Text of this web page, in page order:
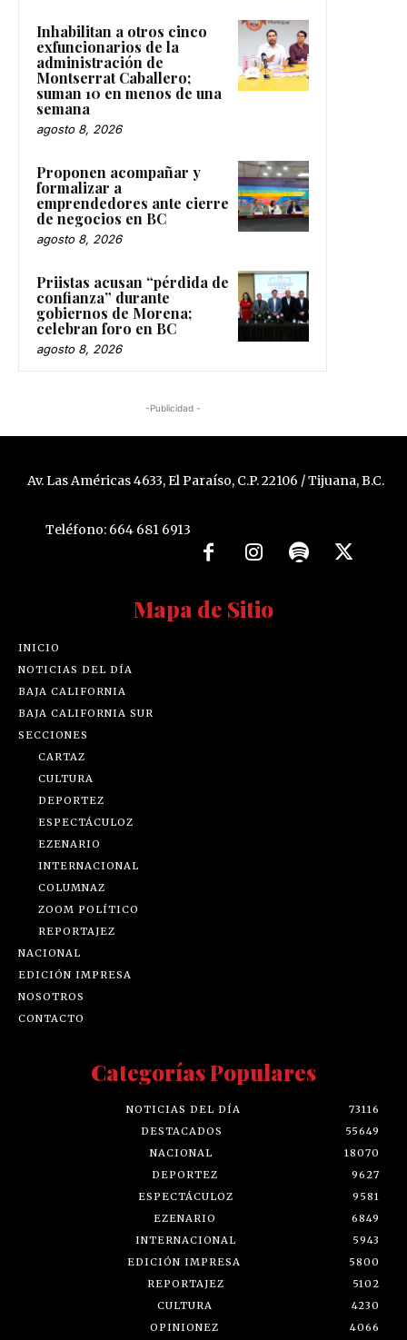
Inhabilitan a otros cinco
exfuncionarios de la
administración de
Montserrat Caballero;
suman 10 en menos de una
semana
agosto 8, 2026
Proponen acompañar y
formalizar a
emprendedores ante cierre
de negocios en BC
agosto 8, 2026
Priistas acusan “pérdida de
confianza” durante
gobiernos de Morena;
celebran foro en BC
agosto 8, 2026
-Publicidad -
Av. Las Américas 4633, El Paraíso, C.P. 22106 / Tijuana, B.C.
Teléfono: 664 681 6913
Mapa de Sitio
INICIO
NOTICIAS DEL DÍA
BAJA CALIFORNIA
BAJA CALIFORNIA SUR
SECCIONES
CARTAZ
CULTURA
DEPORTEZ
ESPECTÁCULOZ
EZENARIO
INTERNACIONAL
COLUMNAZ
ZOOM POLÍTICO
REPORTAJEZ
NACIONAL
EDICIÓN IMPRESA
NOSOTROS
CONTACTO
Categorías Populares
NOTICIAS DEL DÍA
73116
DESTACADOS
55649
NACIONAL
18070
DEPORTEZ
9627
ESPECTÁCULOZ
9581
EZENARIO
6849
INTERNACIONAL
5943
EDICIÓN IMPRESA
5800
REPORTAJEZ
5102
CULTURA
4230
OPINIONEZ
4066